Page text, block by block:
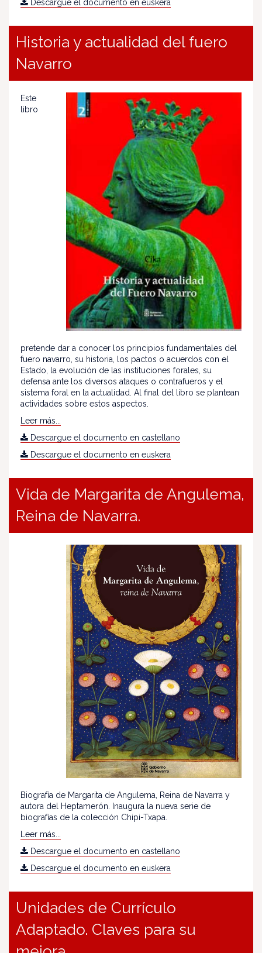
Descargue el documento en euskera
Historia y actualidad del fuero
Navarro
Este
libro
pretende dar a conocer los principios fundamentales del
fuero navarro, su historia, los pactos o acuerdos con el
Estado, la evolución de las instituciones forales, su
defensa ante los diversos ataques o contrafueros y el
sistema foral en la actualidad. Al final del libro se plantean
actividades sobre estos aspectos.
Leer más...
Descargue el documento en castellano
Descargue el documento en euskera
Vida de Margarita de Angulema,
Reina de Navarra.
Biografía de Margarita de Angulema, Reina de Navarra y
autora del Heptamerón. Inaugura la nueva serie de
biografías de la colección Chipi-Txapa.
Leer más...
Descargue el documento en castellano
Descargue el documento en euskera
Unidades de Currículo
Adaptado. Claves para su